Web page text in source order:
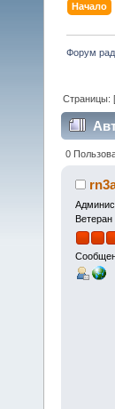
Начало
Форум
Страницы:
0
Ветеран